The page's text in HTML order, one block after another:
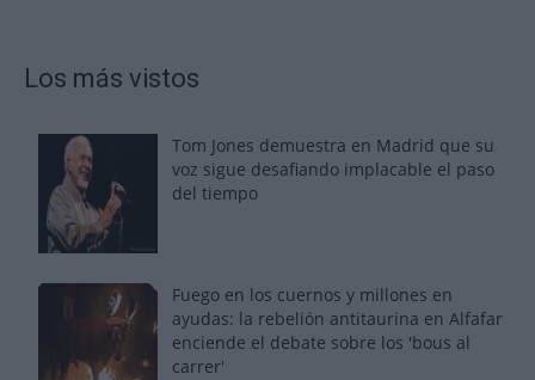
Los más vistos
Tom Jones demuestra en Madrid que su
voz sigue desafiando implacable el paso
del tiempo
Fuego en los cuernos y millones en
ayudas: la rebelión antitaurina en Alfafar
enciende el debate sobre los 'bous al
carrer'